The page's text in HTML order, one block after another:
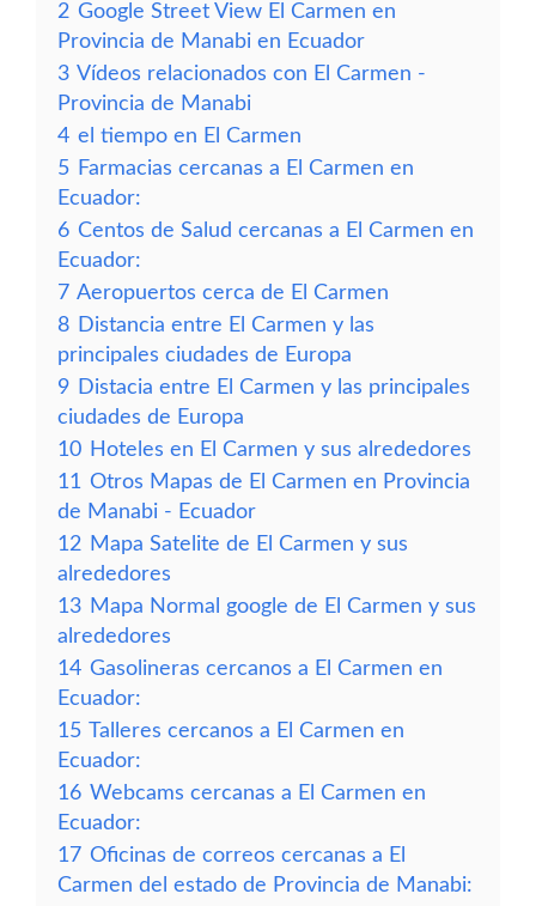
2 Google Street View El Carmen en
Provincia de Manabi en Ecuador
3 Vídeos relacionados con El Carmen -
Provincia de Manabi
4 el tiempo en El Carmen
5 Farmacias cercanas a El Carmen en
Ecuador:
6 Centos de Salud cercanas a El Carmen en
Ecuador:
7 Aeropuertos cerca de El Carmen
8 Distancia entre El Carmen y las
principales ciudades de Europa
9 Distacia entre El Carmen y las principales
ciudades de Europa
10 Hoteles en El Carmen y sus alrededores
11 Otros Mapas de El Carmen en Provincia
de Manabi - Ecuador
12 Mapa Satelite de El Carmen y sus
alrededores
13 Mapa Normal google de El Carmen y sus
alrededores
14 Gasolineras cercanos a El Carmen en
Ecuador:
15 Talleres cercanos a El Carmen en
Ecuador:
16 Webcams cercanas a El Carmen en
Ecuador:
17 Oficinas de correos cercanas a El
Carmen del estado de Provincia de Manabi: